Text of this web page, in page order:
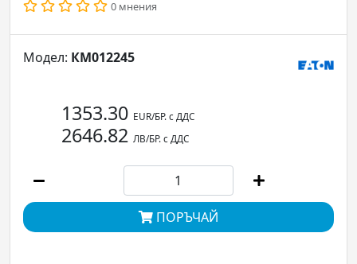
0 мнения
Модел: КМ012245
1353.30 EUR/БР. с ДДС
2646.82 ЛВ/БР. с ДДС
ПОРЪЧАЙ